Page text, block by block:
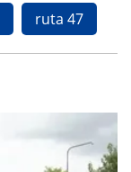
ruta 47